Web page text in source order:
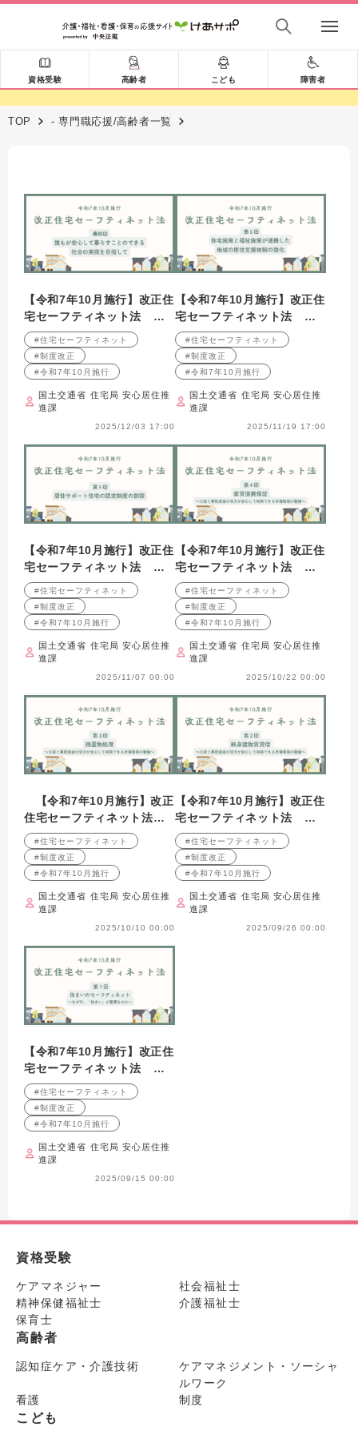
資格受験 高齢者 こども 障害者
TOP - 専門職応援/高齢者一覧
【令和7年10月施行】改正住
宅セーフティネット法 最
終回 誰もが安心して暮ら
すことのできる社会の実現
を目指して
#住宅セーフティネット
#制度改正
#令和7年10月施行
国土交通省 住宅局 安心居住推
進課
2025/12/03 17:00
【令和7年10月施行】改正住
宅セーフティネット法 第6
回 住宅施策と福祉施策が
連携した地域の居住支援体
制の強化
#住宅セーフティネット
#制度改正
#令和7年10月施行
国土交通省 住宅局 安心居住推
進課
2025/11/19 17:00
【令和7年10月施行】改正住
宅セーフティネット法 第5
回 居住サポート住宅の認
定制度の創設
#住宅セーフティネット
#制度改正
#令和7年10月施行
国土交通省 住宅局 安心居住推
進課
2025/11/07 00:00
【令和7年10月施行】改正住
宅セーフティネット法 第4
回 家賃債務保証
#住宅セーフティネット
#制度改正
#令和7年10月施行
国土交通省 住宅局 安心居住推
進課
2025/10/22 00:00
【令和7年10月施行】改正
住宅セーフティネット法
第3回 残置物処理
#住宅セーフティネット
#制度改正
#令和7年10月施行
国土交通省 住宅局 安心居住推
進課
2025/10/10 00:00
【令和7年10月施行】改正住
宅セーフティネット法 第2
回 終身建物賃貸借
#住宅セーフティネット
#制度改正
#令和7年10月施行
国土交通省 住宅局 安心居住推
進課
2025/09/26 00:00
【令和7年10月施行】改正住
宅セーフティネット法 第1
回 住まいのセーフティネ
ット ～なぜ今、「住ま
い」が重要なのか～
#住宅セーフティネット
#制度改正
#令和7年10月施行
国土交通省 住宅局 安心居住推
進課
2025/09/15 00:00
資格受験
ケアマネジャー
社会福祉士
精神保健福祉士
介護福祉士
保育士
高齢者
認知症ケア・介護技術
ケアマネジメント・ソーシャ
ルワーク
看護
制度
こども